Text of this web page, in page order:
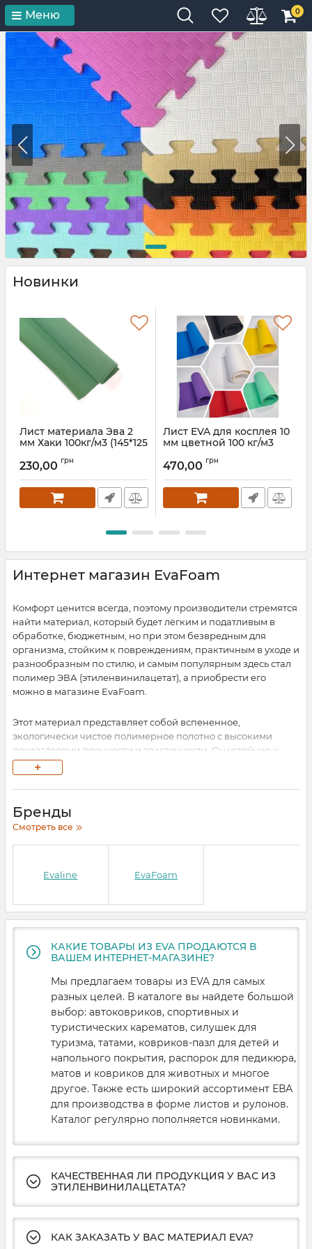
Меню 0
Новинки
Лист материала Эва 2
мм Хаки 100кг/м3 (145*125
230,00 грн
Лист EVA для косплея 10
мм цветной 100 кг/м3
470,00 грн
Интернет магазин EvaFoam
Комфорт ценится всегда, поэтому производители стремятся
найти материал, который будет лёгким и податливым в
обработке, бюджетным, но при этом безвредным для
организма, стойким к повреждениям, практичным в уходе и
разнообразным по стилю, и самым популярным здесь стал
полимер ЭВА (этиленвинилацетат), а приобрести его
можно в магазине EvaFoam.
Этот материал представляет собой вспененное,
экологически чистое полимерное полотно с высокими
показателями прочности и эластичности. Он устойчив к
влаге, большим перепадам температур и деформациям, что
сделало его универсальным для применения в разных
сферах производства.
Интернет-магазин EvaFoam – место, где вы можете заказать
виды товаров из ЕВА, а также сами листы разных форматов
и толщины:
Листовой ЕВА -
популярный и удобный в
обработке, имеет толщину от 1 до 10 мм.
ЭВА в рулонах -имеет удобную ширину
полотна в 1 метр и хорошо подходит для
производства ковриков и утепляющих
подкладок.
Самоклеящаяся ЕВА -продаётся в рулонах с
снять защитную плёнку и присоединить
материал к поверхности. Он удобен для
утепления стен и потолка и применятся без
дополнительных креплений.
Тиснённая ЕВА -специальные углубления и
рельеф повышает антискользящие свойства,
добавляет амортизацию, а также способы
+
Бренды
Смотреть все
Evaline EvaFoam
КАКИЕ ТОВАРЫ ИЗ EVA ПРОДАЮТСЯ В
ВАШЕМ ИНТЕРНЕТ-МАГАЗИНЕ?
Мы предлагаем товары из EVA для самых
разных целей. В каталоге вы найдете большой
выбор: автоковриков, спортивных и
туристических карематов, силушек для
туризма, татами, ковриков-пазл для детей и
напольного покрытия, распорок для педикюра,
матов и ковриков для животных и многое
другое. Также есть широкий ассортимент ЕВА
для производства в форме листов и рулонов.
Каталог регулярно пополняется новинками.
КАЧЕСТВЕННАЯ ЛИ ПРОДУКЦИЯ У ВАС ИЗ
ЭТИЛЕНВИНИЛАЦЕТАТА?
КАК ЗАКАЗАТЬ У ВАС МАТЕРИАЛ EVA?